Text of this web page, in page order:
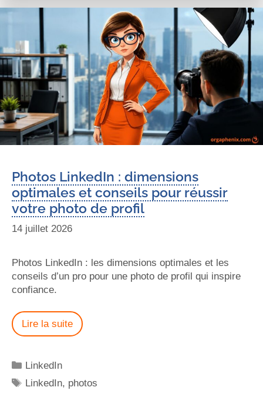
Photos LinkedIn : dimensions
optimales et conseils pour réussir
votre photo de profil
14 juillet 2026
Photos LinkedIn : les dimensions optimales et les
conseils d’un pro pour une photo de profil qui inspire
confiance.
Lire la suite
LinkedIn
LinkedIn, photos